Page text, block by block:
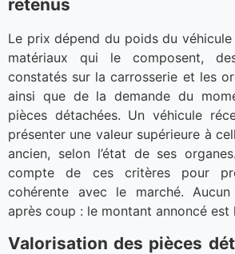
retenus
Le prix dépend du poids du
matériaux qui le composent,
constatés sur la carrosserie et les
ainsi que de la demande du
pièces détachées. Un véhicule
présenter une valeur supérieure à
ancien, selon l’état de ses
compte de ces critères pour
cohérente avec le marché.
après coup : le montant annoncé est
Valorisation des pièces